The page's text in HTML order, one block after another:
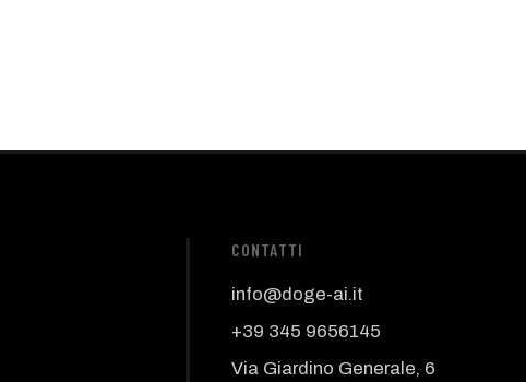
CONTATTI
info@doge-ai.it
+39 345 9656145
Via Giardino Generale, 6